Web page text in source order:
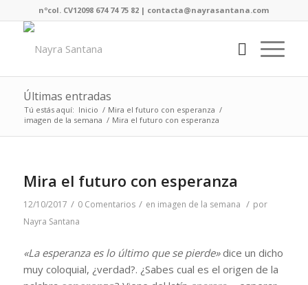
nºcol. CV12098 674 74 75 82 | contacta@nayrasantana.com
Últimas entradas
Tú estás aquí: Inicio / Mira el futuro con esperanza /
imagen de la semana / Mira el futuro con esperanza
Mira el futuro con esperanza
12/10/2017 / 0 Comentarios / en imagen de la semana / por
Nayra Santana
«La esperanza es lo último que se pierde»dice un dicho
muy coloquial, ¿verdad?. ¿Sabes cual es el origen de la